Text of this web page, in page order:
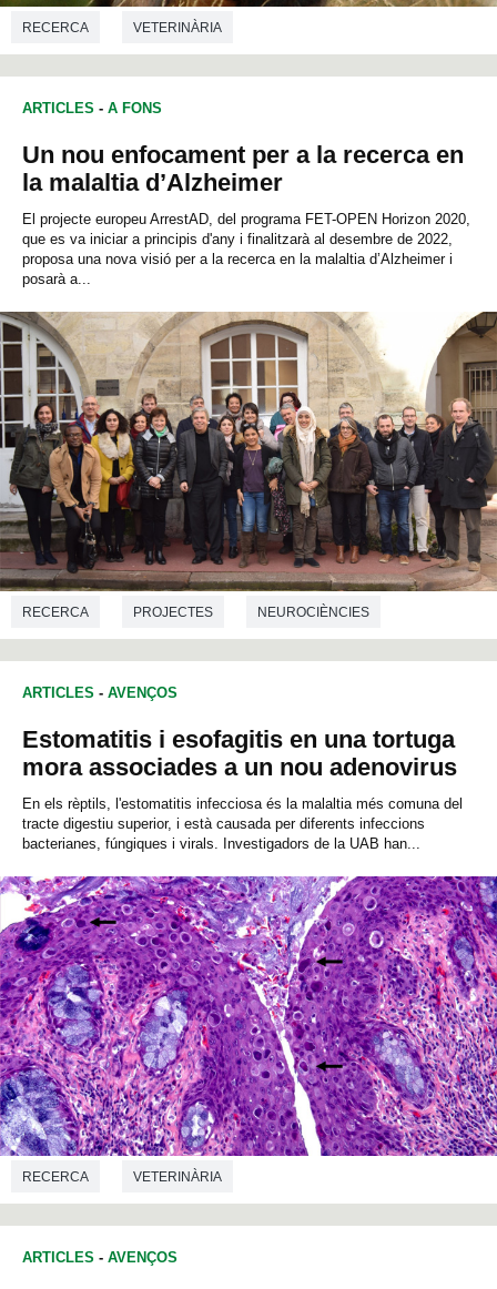
RECERCA VETERINÀRIA
ARTICLES - A FONS
Un nou enfocament per a la recerca en
la malaltia d’Alzheimer
El projecte europeu ArrestAD, del programa FET-OPEN Horizon 2020,
que es va iniciar a principis d'any i finalitzarà al desembre de 2022,
proposa una nova visió per a la recerca en la malaltia d’Alzheimer i
posarà a...
RECERCA PROJECTES NEUROCIÈNCIES
ARTICLES - AVENÇOS
Estomatitis i esofagitis en una tortuga
mora associades a un nou adenovirus
En els rèptils, l'estomatitis infecciosa és la malaltia més comuna del
tracte digestiu superior, i està causada per diferents infeccions
bacterianes, fúngiques i virals. Investigadors de la UAB han...
RECERCA VETERINÀRIA
ARTICLES - AVENÇOS